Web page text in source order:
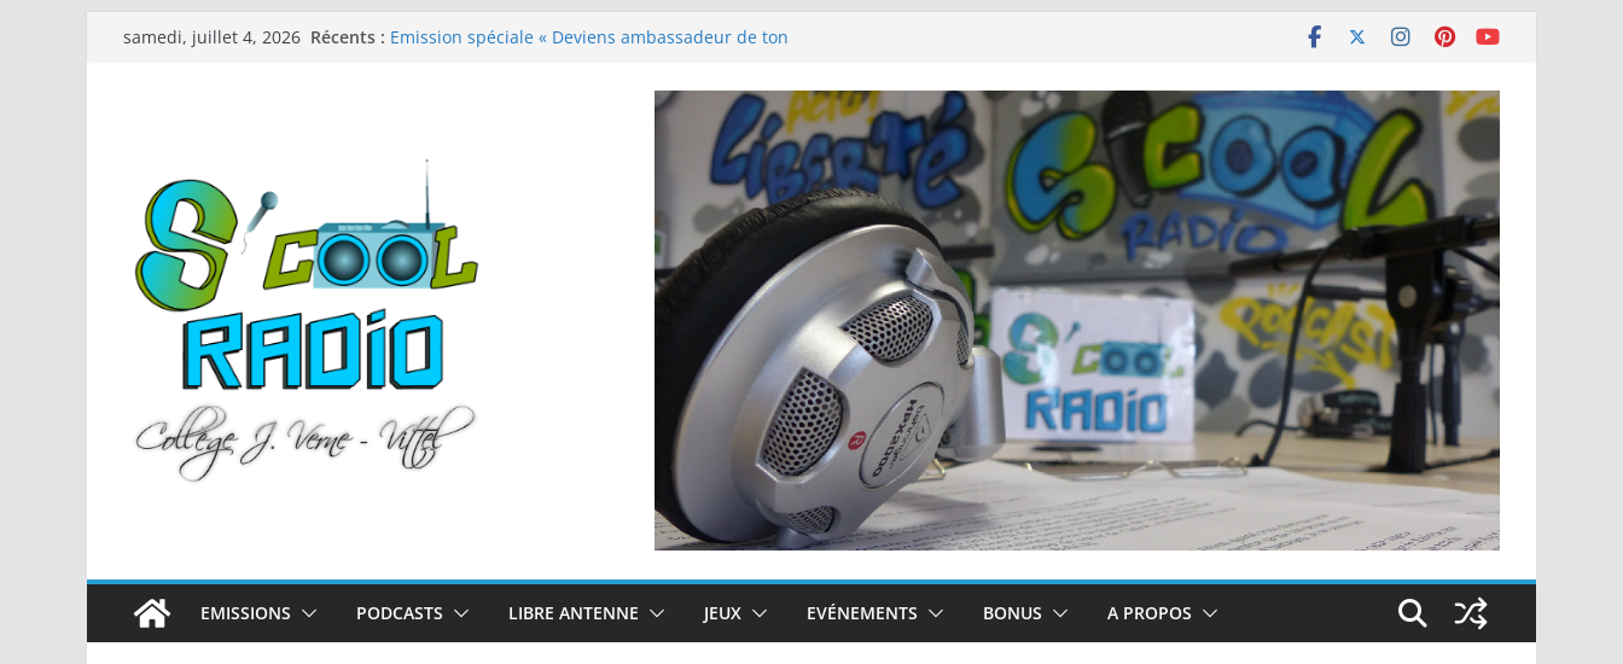
Passersamedi, juillet 4, 2026 Récents : Emission spéciale « Deviens ambassadeur de ton
Emissions spéciales Portes Ouvertes 2026
Hebdo 10 (25-26)
EMISSIONS PODCASTS LIBRE ANTENNE JEUX EVÉNEMENTS BONUS A PROPOS